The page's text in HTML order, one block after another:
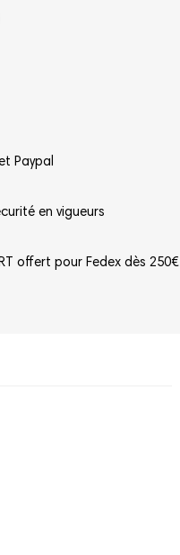
Paypal
en vigueurs
offert pour Fedex dès 250€